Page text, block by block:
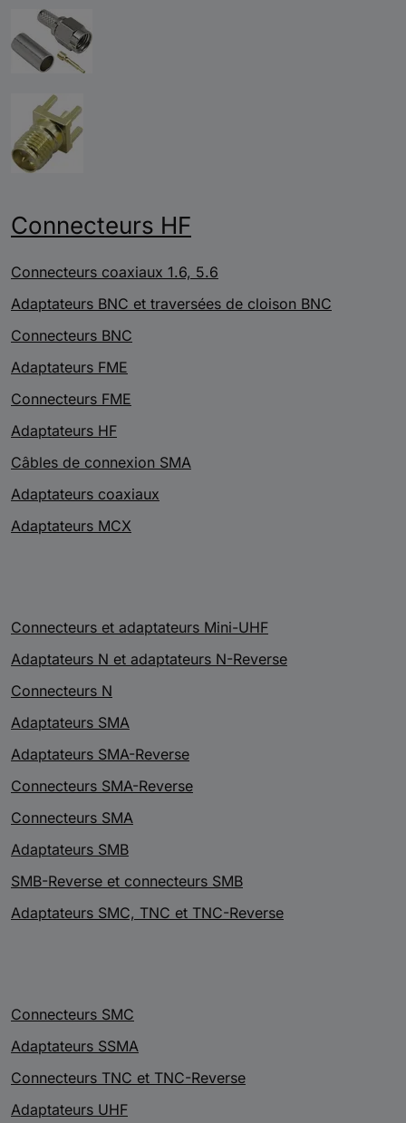
Connecteurs HF
Connecteurs coaxiaux 1.6, 5.6
Adaptateurs BNC et traversées de cloison BNC
Connecteurs BNC
Adaptateurs FME
Connecteurs FME
Adaptateurs HF
Câbles de connexion SMA
Adaptateurs coaxiaux
Adaptateurs MCX
Connecteurs et adaptateurs Mini-UHF
Adaptateurs N et adaptateurs N-Reverse
Connecteurs N
Adaptateurs SMA
Adaptateurs SMA-Reverse
Connecteurs SMA-Reverse
Connecteurs SMA
Adaptateurs SMB
SMB-Reverse et connecteurs SMB
Adaptateurs SMC, TNC et TNC-Reverse
Connecteurs SMC
Adaptateurs SSMA
Connecteurs TNC et TNC-Reverse
Adaptateurs UHF